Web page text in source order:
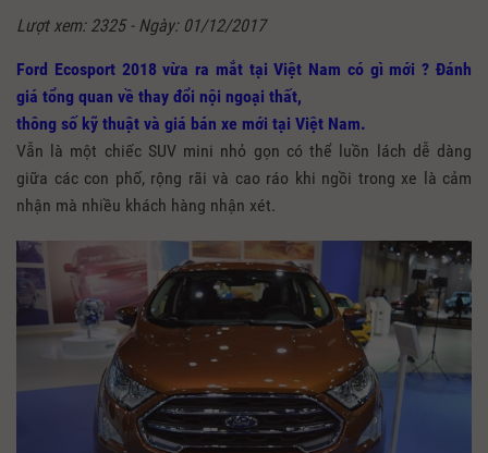
Lượt xem: 2325 - Ngày: 01/12/2017
Ford Ecosport 2018 vừa ra mắt tại Việt Nam có gì mới ? Đánh
giá tổng quan về thay đổi nội ngoại thất,
thông số kỹ thuật và giá bán xe mới tại Việt Nam.
Vẫn là một chiếc SUV mini nhỏ gọn có thể luồn lách dễ dàng
giữa các con phố, rộng rãi và cao ráo khi ngồi trong xe là cảm
nhận mà nhiều khách hàng nhận xét.